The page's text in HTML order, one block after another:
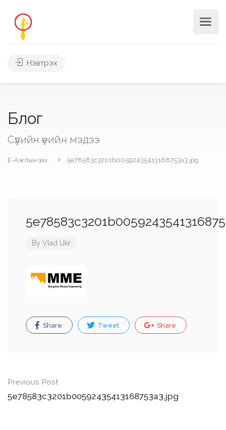
Нэвтрэх
Блог
Сүүлийн үеийн мэдээ
Е-Ажлын зах 5e78583c3201b00592435413168753a3.jpg
By Vlad Ukr
Share Tweet Share
Post
navigation
Previous Post
5e78583c3201b00592435413168753a3.jpg